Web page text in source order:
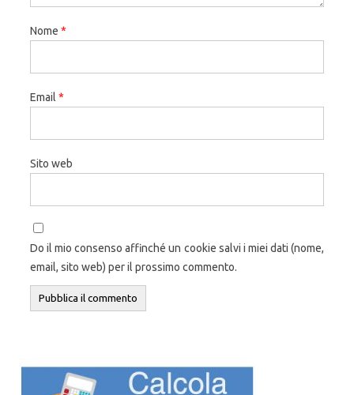
Nome *
Email *
Sito web
Do il mio consenso affinché un cookie salvi i miei dati (nome,
email, sito web) per il prossimo commento.